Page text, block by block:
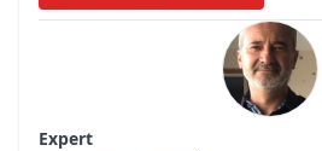
Expert